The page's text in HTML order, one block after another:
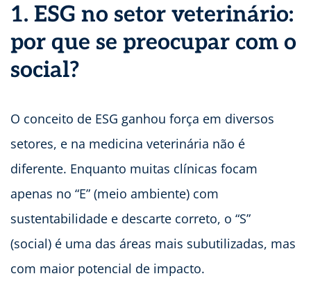
1. ESG no setor veterinário:
por que se preocupar com o
social?
O conceito de ESG ganhou força em diversos
setores, e na medicina veterinária não é
diferente. Enquanto muitas clínicas focam
apenas no “E” (meio ambiente) com
sustentabilidade e descarte correto, o “S”
(social) é uma das áreas mais subutilizadas, mas
com maior potencial de impacto.